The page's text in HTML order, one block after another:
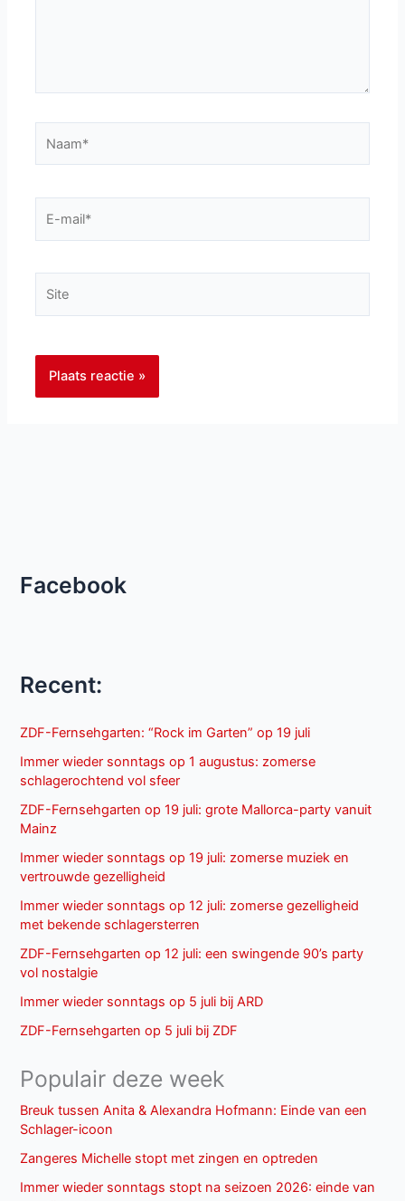
mail*
Facebook
Recent:
ZDF-Fernsehgarten: “Rock im Garten” op 19 juli
Immer wieder sonntags op 1 augustus: zomerse
schlagerochtend vol sfeer
ZDF-Fernsehgarten op 19 juli: grote Mallorca-party vanuit
Mainz
Immer wieder sonntags op 19 juli: zomerse muziek en
vertrouwde gezelligheid
Immer wieder sonntags op 12 juli: zomerse gezelligheid
met bekende schlagersterren
ZDF-Fernsehgarten op 12 juli: een swingende 90’s party
vol nostalgie
Immer wieder sonntags op 5 juli bij ARD
ZDF-Fernsehgarten op 5 juli bij ZDF
Populair deze week
Breuk tussen Anita & Alexandra Hofmann: Einde van een
Schlager-icoon
Zangeres Michelle stopt met zingen en optreden
Immer wieder sonntags stopt na seizoen 2026: einde van